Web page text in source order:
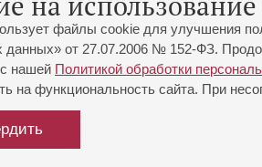
файлы cookie для улучшения
данных» от 27.07.2006 № 152-ФЗ.
нашей Политикой обработки
на функциональность сайта. При